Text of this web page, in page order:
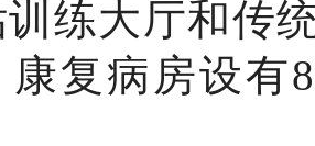
练大厅和传
康复病房设